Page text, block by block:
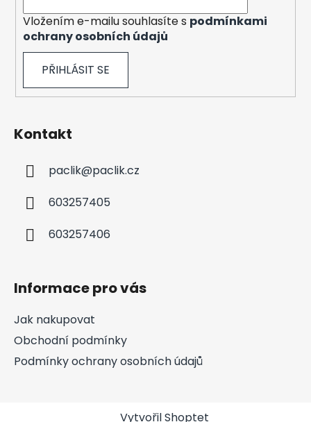
Vložením e-mailu souhlasíte s podmínkami
ochrany osobních údajů
PŘIHLÁSIT SE
Kontakt
paclik@paclik.cz
603257405
603257406
Informace pro vás
Jak nakupovat
Obchodní podmínky
Podmínky ochrany osobních údajů
Vytvořil Shoptet